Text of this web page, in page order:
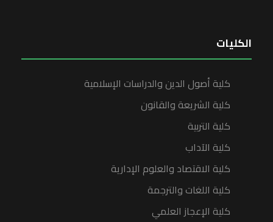
الكليات
كلية أصول الدين والدراسات الإسلامية
كلية الشريعة والقانون
كلية التربية
كلية الآداب
كلية الاقتصاد والعلوم الإدارية
كلية اللغات والترجمة
كلية الإعجاز العلمي